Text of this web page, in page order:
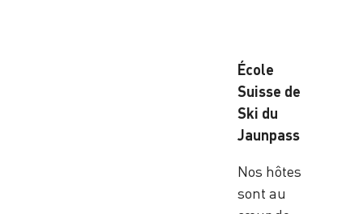
École
Suisse de
Ski du
Jaunpass
Nos hôtes
sont au